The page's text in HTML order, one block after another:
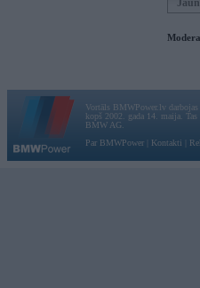
Vortāls BMWPower.lv darbojas
kopš 2002. gada 14. maija.
BMW AG.
Par BMWPower
Kontakti